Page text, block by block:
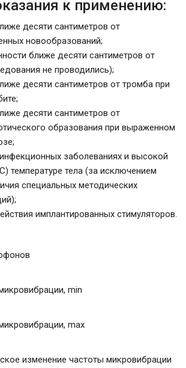
к применению:
десяти сантиметров от
новообразований;
ближе десяти сантиметров от
не проводились);
десяти сантиметров от тромба при
десяти сантиметров от
образования при выраженном
заболеваниях и высокой
температуре тела (за исключением
специальных методических
имплантированных стимуляторов.
min
max
изменение частоты микровибрации